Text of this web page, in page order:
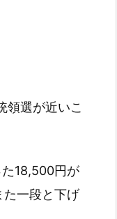
領選が近いこ
18,500円が
一段と下げ